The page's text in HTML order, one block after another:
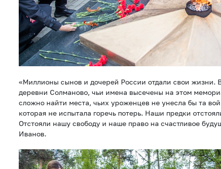
«Миллионы сынов и дочерей России отдали свои жизни.
деревни Солманово, чьи имена высечены на этом
сложно найти места, чьих уроженцев не унесла бы та
которая не испытала горечь потерь. Наши предки
Отстояли нашу свободу и наше право на счастливое
Иванов.